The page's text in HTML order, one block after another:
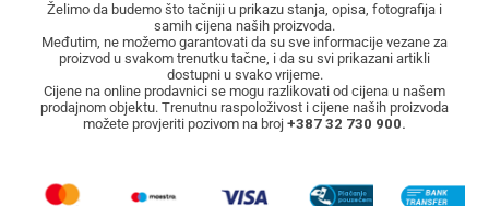
Želimo da budemo što tačniji u prikazu stanja, opisa, fotografija i
samih cijena naših proizvoda.
Međutim, ne možemo garantovati da su sve informacije vezane za
proizvod u svakom trenutku tačne, i da su svi prikazani artikli
dostupni u svako vrijeme.
Cijene na online prodavnici se mogu razlikovati od cijena u našem
prodajnom objektu. Trenutnu raspoloživost i cijene naših proizvoda
možete provjeriti pozivom na broj +387 32 730 900.